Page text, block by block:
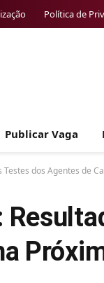
Política de
Publicar Vaga
Testes dos Agentes de